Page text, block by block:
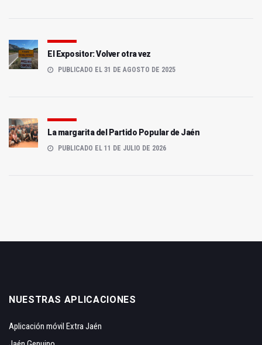
El Expositor: Volver otra vez
PUBLICADO EL 31 DE AGOSTO DE 2025
La margarita del Partido Popular de Jaén
PUBLICADO EL 11 DE JULIO DE 2026
NUESTRAS APLICACIONES
Aplicación móvil Extra Jaén